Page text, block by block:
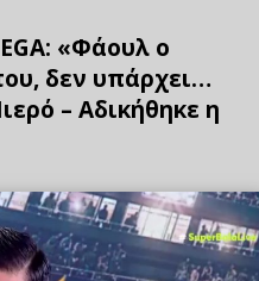
«Φάουλ ο
δεν υπάρχει…
– Αδικήθηκε η